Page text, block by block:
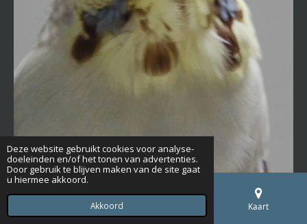
Deze website gebruikt cookies voor analyse-
doeleinden en/of het tonen van advertenties.
Door gebruik te blijven maken van de site gaat
u hiermee akkoord.
Akkoord Kaart